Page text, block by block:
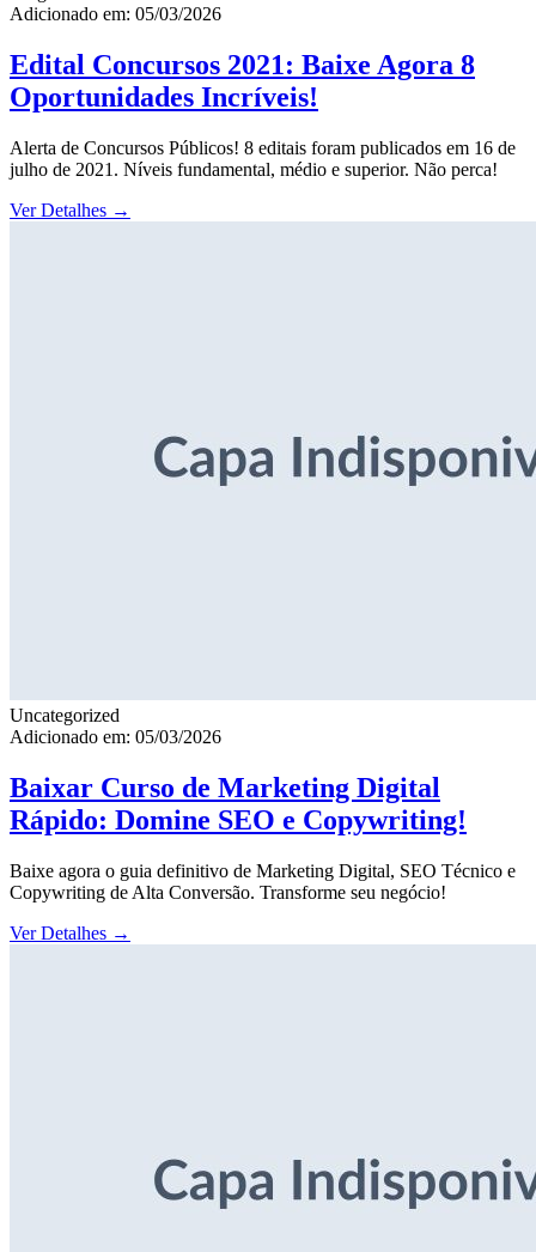
Adicionado em: 05/03/2026
Edital Concursos 2021: Baixe Agora 8
Oportunidades Incríveis!
Alerta de Concursos Públicos! 8 editais foram publicados em 16 de
julho de 2021. Níveis fundamental, médio e superior. Não perca!
Ver Detalhes →
Uncategorized
Adicionado em: 05/03/2026
Baixar Curso de Marketing Digital
Rápido: Domine SEO e Copywriting!
Baixe agora o guia definitivo de Marketing Digital, SEO Técnico e
Copywriting de Alta Conversão. Transforme seu negócio!
Ver Detalhes →